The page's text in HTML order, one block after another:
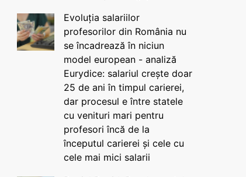
Evoluția salariilor
profesorilor din România nu
se încadrează în niciun
model european - analiză
Eurydice: salariul crește doar
25 de ani în timpul carierei,
dar procesul e între statele
cu venituri mari pentru
profesori încă de la
începutul carierei și cele cu
cele mai mici salarii